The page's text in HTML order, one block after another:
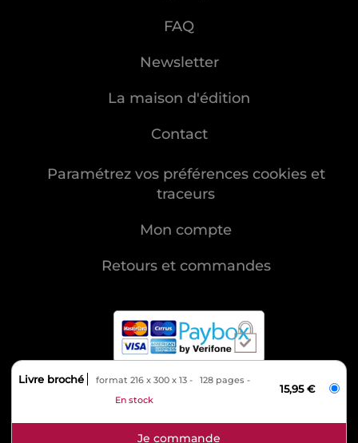
Livre broché format 216 x 300 x 13
128 pages
En stock
15,95 €
FAQ
Newsletter
La maison d'édition
Contact
Paramétrez vos préférences cookies et
traceurs
Mon compte
Retours et commandes
MENTIONS LÉGALES
CONDITIONS GÉNÉRALES DE VENTE